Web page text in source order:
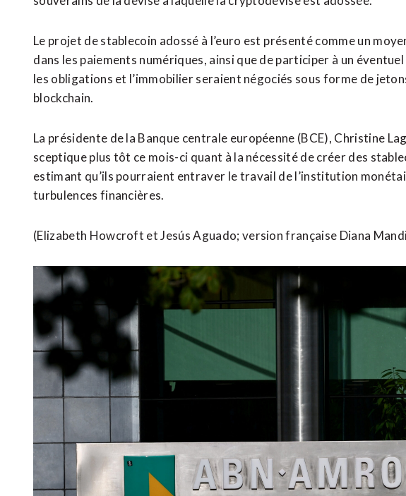
Le projet de stablecoin adossé à l’euro est ⁠présenté comme ‌un
⁠dans les paiements numériques, ainsi ​que de ​participer à un
les obligations et l’immobilier seraient négociés sous forme de
blockchain.
La présidente de la Banque centrale ​européenne (BCE), Christine
sceptique plus tôt ce mois-ci quant à la nécessité de créer des
estimant qu’ils pourraient entraver le ⁠travail de l’institution
turbulences financières.
(Elizabeth Howcroft et Jesús ​Aguado; version française Diana